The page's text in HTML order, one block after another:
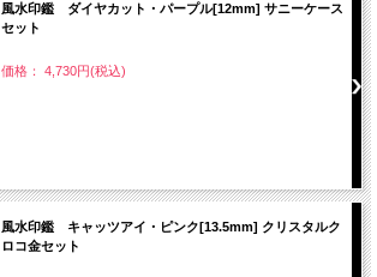
風水印鑑 ダイヤカット・パープル[12mm] サニーケース
セット
価格： 4,730円(税込)
風水印鑑 キャッツアイ・ピンク[13.5mm] クリスタルク
ロコ金セット